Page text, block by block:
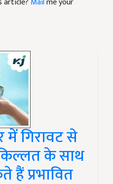
में गिरावट से
के साथ
हैं प्रभावित